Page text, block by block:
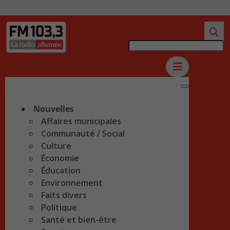
Nouvelles
Affaires municipales
Communauté / Social
Culture
Économie
Éducation
Environnement
Faits divers
Politique
Santé et bien-être